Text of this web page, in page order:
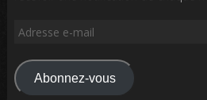
Adresse
mail
Abonnez-vous